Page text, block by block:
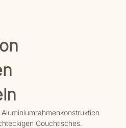
Couchtisches.